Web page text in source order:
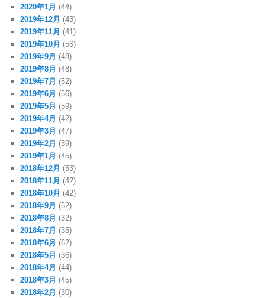
2020年1月 (44)
2019年12月 (43)
2019年11月 (41)
2019年10月 (56)
2019年9月 (48)
2019年8月 (48)
2019年7月 (52)
2019年6月 (56)
2019年5月 (59)
2019年4月 (42)
2019年3月 (47)
2019年2月 (39)
2019年1月 (45)
2018年12月 (53)
2018年11月 (42)
2018年10月 (42)
2018年9月 (52)
2018年8月 (32)
2018年7月 (35)
2018年6月 (62)
2018年5月 (36)
2018年4月 (44)
2018年3月 (45)
2018年2月 (30)